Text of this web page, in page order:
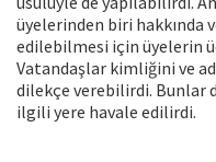
üyelerinden biri hakkında
edilebilmesi için üyelerin
Vatandaşlar kimliğini ve
dilekçe verebilirdi. Bunlar
ilgili yere havale edilirdi.